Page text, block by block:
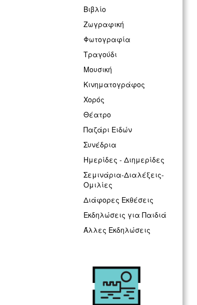
Βιβλίο
Ζωγραφική
Φωτογραφία
Τραγούδι
Μουσική
Κινηματογράφος
Χορός
Θέατρο
Παζάρι Ειδών
Συνέδρια
Ημερίδες - Διημερίδες
Σεμινάρια-Διαλέξεις-
Ομιλίες
Διάφορες Εκθέσεις
Εκδηλώσεις για Παιδιά
Άλλες Εκδηλώσεις